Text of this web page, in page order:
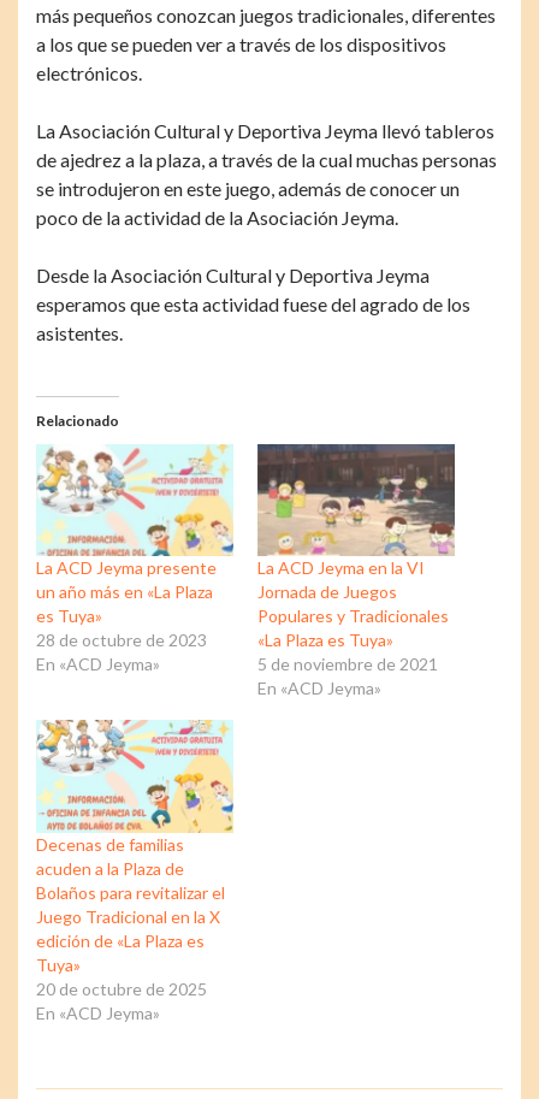
más pequeños conozcan juegos tradicionales, diferentes
a los que se pueden ver a través de los dispositivos
electrónicos.
La Asociación Cultural y Deportiva Jeyma llevó tableros
de ajedrez a la plaza, a través de la cual muchas personas
se introdujeron en este juego, además de conocer un
poco de la actividad de la Asociación Jeyma.
Desde la Asociación Cultural y Deportiva Jeyma
esperamos que esta actividad fuese del agrado de los
asistentes.
Relacionado
La ACD Jeyma presente
un año más en «La Plaza
es Tuya»
28 de octubre de 2023
En «ACD Jeyma»
La ACD Jeyma en la VI
Jornada de Juegos
Populares y Tradicionales
«La Plaza es Tuya»
5 de noviembre de 2021
En «ACD Jeyma»
Decenas de familias
acuden a la Plaza de
Bolaños para revitalizar el
Juego Tradicional en la X
edición de «La Plaza es
Tuya»
20 de octubre de 2025
En «ACD Jeyma»